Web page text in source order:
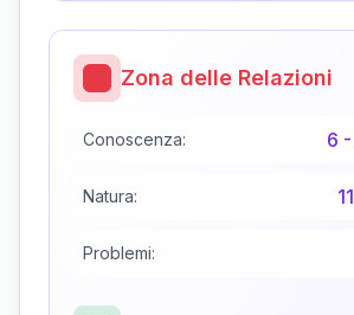
Zona delle Relazioni
Conoscenza: 6 -
Natura: 11
Problemi: